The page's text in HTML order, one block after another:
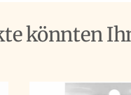
könnten